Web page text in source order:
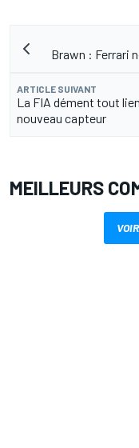
Brawn : Ferrari
ARTICLE SUIVANT
La FIA dément tout
nouveau capteur
MEILLEURS